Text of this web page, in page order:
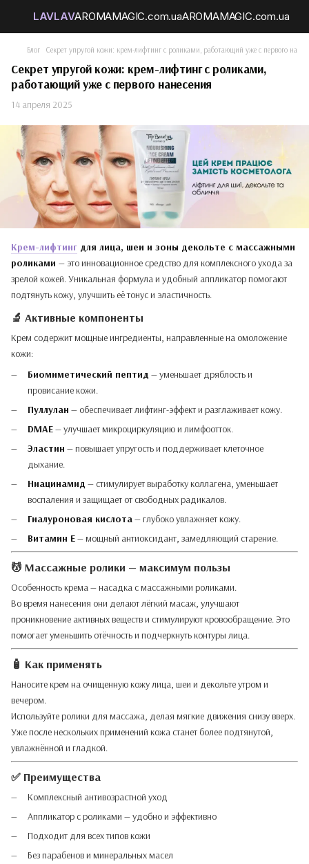
Блог Секрет упругой кожи: крем-лифтинг с роликами, работающий уже с первого
Секрет упругой кожи: крем-лифтинг с роликами,
работающий уже с первого нанесения
14 апреля 2025
Крем-лифтинг для лица, шеи и зоны декольте с массажными
роликами — это инновационное средство для комплексного ухода за
зрелой кожей. Уникальная формула и удобный аппликатор помогают
подтянуть кожу, улучшить её тонус и эластичность.
🔬 Активные компоненты
Крем содержит мощные ингредиенты, направленные на омоложение
кожи:
Биомиметический пептид — уменьшает дряблость и
провисание кожи.
Пуллулан — обеспечивает лифтинг-эффект и разглаживает кожу.
DMAE— улучшает микроциркуляцию и лимфоотток.
Эластин — повышает упругость и поддерживает клеточное
дыхание.
Ниацинамид — стимулирует выработку коллагена, уменьшает
воспаления и защищает от свободных радикалов.
Гиалуроновая кислота— глубоко увлажняет кожу.
Витамин Е— мощный антиоксидант, замедляющий старение.
💆 Массажные ролики — максимум пользы
Особенность крема — насадка с массажными роликами.
Во время нанесения они делают лёгкий масаж, улучшают
проникновение активных веществ и стимулируют кровообращение. Это
помогает уменьшить отёчность и подчеркнуть контуры лица.
🧴 Как применять
Наносите крем на очищенную кожу лица, шеи и декольте утром и
вечером.
Используйте ролики для массажа, делая мягкие движения снизу вверх.
Уже после нескольких применений кожа станет более подтянутой,
увлажнённой и гладкой.
✅ Преимущества
Комплексный антивозрастной уход
Аппликатор с роликами — удобно и эффективно
Подходит для всех типов кожи
Без парабенов и минеральных масел